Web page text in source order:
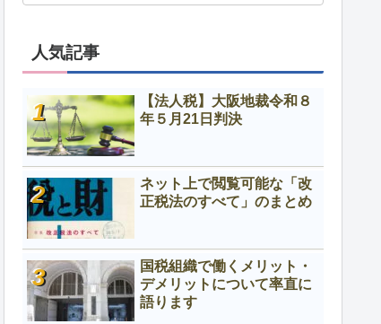
人気記事
【法人税】大阪地裁令和８
年５月21日判決
ネット上で閲覧可能な「改
正税法のすべて」のまとめ
国税組織で働くメリット・
デメリットについて率直に
語ります